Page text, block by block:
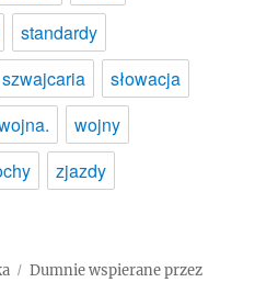
standardy
szwajcaria
słowacja
wojny
zjazdy
Dumnie wspierane przez